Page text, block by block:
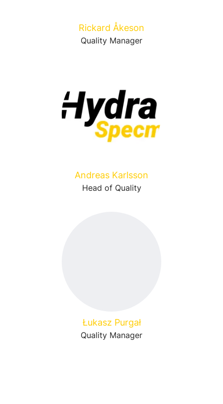
Rickard Åkeson
Quality Manager
Andreas Karlsson
Head of Quality
Łukasz Purgał
Quality Manager